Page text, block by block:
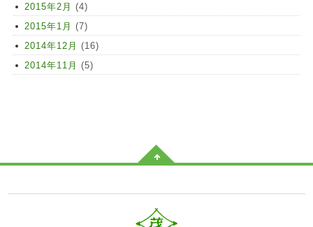
2015年2月 (4)
2015年1月 (7)
2014年12月 (16)
2014年11月 (5)